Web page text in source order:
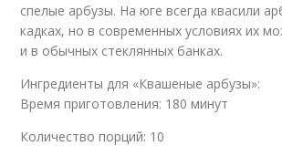
спелые арбузы. На юге всегда квасили
кадках, но в современных условиях их
и в обычных стеклянных банках.
Ингредиенты для «Квашеные арбузы»:
Время приготовления: 180 минут
Количество порций: 10